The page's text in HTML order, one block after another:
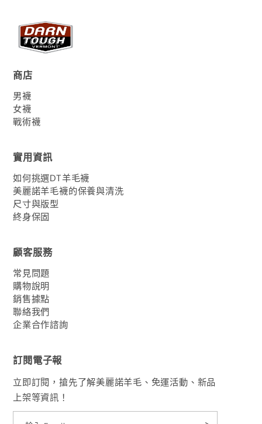
商店
男襪
女襪
戰術襪
實用資訊
如何挑選DT羊毛襪
美麗諾羊毛襪的保養與清洗
尺寸與版型
終身保固
顧客服務
常見問題
購物說明
銷售據點
聯絡我們
企業合作諮詢
訂閱電子報
立即訂閱，搶先了解美麗諾羊毛、免運活動、新品
上架等資訊！